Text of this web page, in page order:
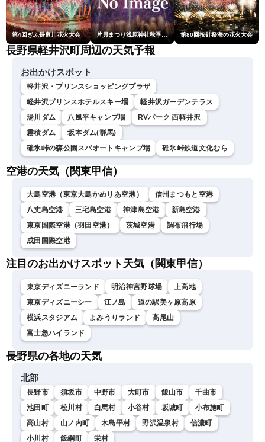
第4回ぎふ長良川花火大会 片貝まつり浅原神社秋季例大祭奉納大煙火 第80回按針祭海の花火大会
長野県軽井沢町周辺の天気予報
お出かけスポット
軽井沢・プリンスショッピングプラザ
軽井沢プリンスホテルスキー場
軽井沢ガーデンテラス
湯川ダム
八風平キャンプ場
RVパーク 西軽井沢
霧積ダム
坂本ダム(群馬)
碓氷峠の森公園スパオートキャンプ場
碓氷峠鉄道文化むら
空港の天気（関東甲信）
大島空港（東京大島かめりあ空港）
信州まつもと空港
八丈島空港
三宅島空港 神津島空港
新島空港
東京国際空港（羽田空港）
茨城空港
調布飛行場
成田国際空港
注目のお出かけスポット天気（関東甲信）
東京ディズニーランド 明治神宮野球場
上高地
東京ディズニーシー
江ノ島
道の駅美ヶ原高原
横浜スタジアム
よみうりランド
高尾山
富士急ハイランド
長野県の各地の天気
北部
長野市 須坂市 中野市 大町市 飯山市
千曲市
池田町
松川村 白馬村 小谷村 坂城町
小布施町
高山村
山ノ内町 木島平村 野沢温泉村
信濃町
小川村
飯綱町 栄村